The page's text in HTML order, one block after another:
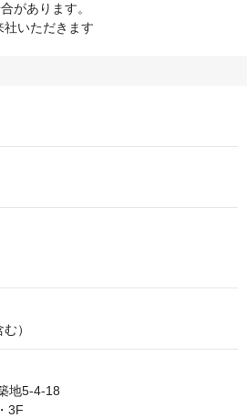
があります。
いただきます
）
地5-4-18